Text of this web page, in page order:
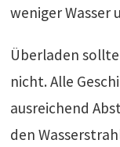
weniger Wasser
Überladen
nicht. Alle
ausreichend
den